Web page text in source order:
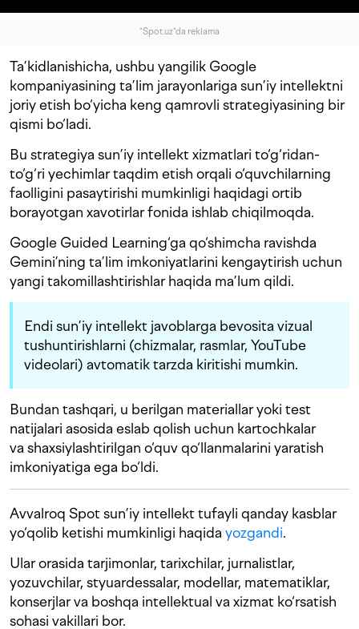
"Spot.uz"da reklama
Ta’kidlanishicha, ushbu yangilik Google
kompaniyasining ta’lim jarayonlariga sun’iy intellektni
joriy etish bo‘yicha keng qamrovli strategiyasining bir
qismi bo‘ladi.
Bu strategiya sun’iy intellekt xizmatlari to‘g‘ridan-
to‘g‘ri yechimlar taqdim etish orqali o‘quvchilarning
faolligini pasaytirishi mumkinligi haqidagi ortib
borayotgan xavotirlar fonida ishlab chiqilmoqda.
Google Guided Learning‘ga qo‘shimcha ravishda
Gemini’ning ta’lim imkoniyatlarini kengaytirish uchun
yangi takomillashtirishlar haqida ma’lum qildi.
Endi sun’iy intellekt javoblarga bevosita vizual
tushuntirishlarni (chizmalar, rasmlar, YouTube
videolari) avtomatik tarzda kiritishi mumkin.
Bundan tashqari, u berilgan materiallar yoki test
natijalari asosida eslab qolish uchun kartochkalar
va shaxsiylashtirilgan o‘quv qo‘llanmalarini yaratish
imkoniyatiga ega bo‘ldi.
Avvalroq Spot sun’iy intellekt tufayli qanday kasblar
yo‘qolib ketishi mumkinligi haqida yozgandi.
Ular orasida tarjimonlar, tarixchilar, jurnalistlar,
yozuvchilar, styuardessalar, modellar, matematiklar,
konserjlar va boshqa intellektual va xizmat ko‘rsatish
sohasi vakillari bor.